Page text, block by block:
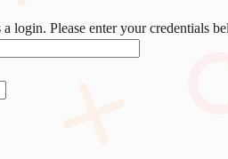
login. Please enter your credentials